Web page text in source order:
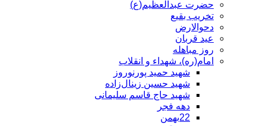
حضرت عبدالعظیم(ع)
تخریب بقیع
دحوالارض
عید قربان
روز مباهله
امام(ره)، شهداء و انقلاب
شهید حمید پورنوروز
شهید حسین زینال‌زاده
شهید حاج قاسم سلیمانی
دهه فجر
22بهمن